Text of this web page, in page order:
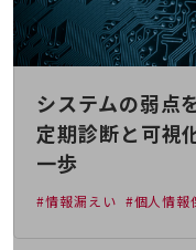
ご契約中サービスの一元
Web明細(ビリングステー
システムの弱点
定期診断と可視
一歩
#情報漏えい #個人情報